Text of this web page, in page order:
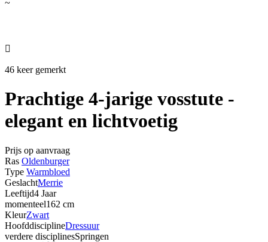
~

46 keer gemerkt
Prachtige 4-jarige vosstute -
elegant en lichtvoetig
Prijs op aanvraag
Ras Oldenburger
Type Warmbloed
GeslachtMerrie
Leeftijd4 Jaar
momenteel162 cm
KleurZwart
HoofddisciplineDressuur
verdere disciplinesSpringen